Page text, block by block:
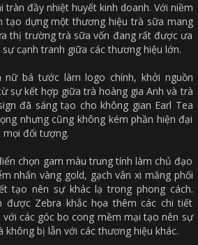
đầy nhiệt huyết kinh doanh. Với niềm
tạo dựng một thương hiệu trà sữa mang
thị trường trà sữa vốn đang rất được ưa
cạnh tranh giữa các thương hiệu lớn.
nữ bá tước làm logo chính, khởi nguồn
sự kết hợp giữa trà hoàng gia Anh và trà
đã sáng tạo cho không gian Earl Tea
nhưng cũng không kém phần hiện đại
mọi đối tượng.
chọn gam màu trung tính làm chủ đạo
nhấn vàng gold, gạch vân xi măng phối
tạo nên sự khác lạ trong phong cách.
được Zebra khắc họa thêm các chi tiết
các góc bo cong mềm mại tạo nên sự
không bị lẫn với các thương hiệu khác.